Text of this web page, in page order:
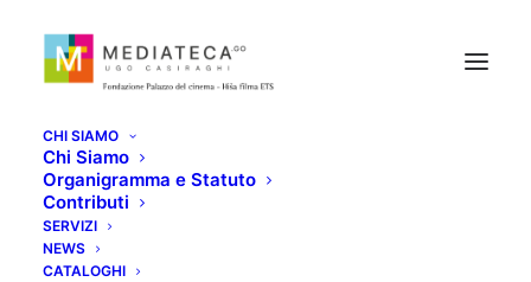
CHI SIAMO
Chi Siamo
Organigramma e Statuto
Contributi
SERVIZI
NEWS
CATALOGHI